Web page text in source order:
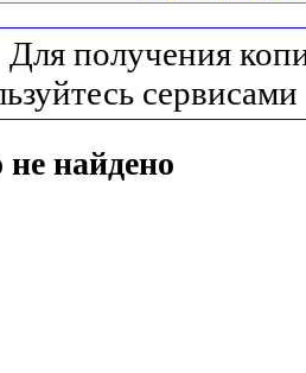
Для получения
сервисами
найдено